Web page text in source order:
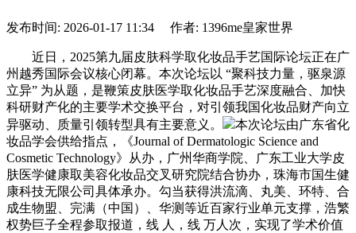
发布时间: 2026-01-17 11:34 作者: 1396me皇家世界
近日，2025第九届皮肤科学取化妆品手艺国际论坛正在广
州越秀国际会议核心闭幕。本次论坛以 “聚科技力量，驱泉源
立异” 为从题，是鞭策皮肤医学取化妆品手艺深度融合、加快
科研财产化的主要学术交换平台，对引领我国化妆品财产向立
异驱动、质量引领转型具有主要意义。
本次论坛由广东省化
妆品学会供给指点，《Journal of Dermatologic Science and
Cosmetic Technology》从办，广州华商学院、广东工业大学皮
肤医学健康取美容化妆品交叉研究院结合协办，珠海市国生健
康科技无限公司具体承办。勾当获得洪流滴、丸美、环特、合
成生物盟、完满（中国）、华测等近百家行业单元支撑，浩繁
权势巨子全程参取报道，线 人，线 万人次，实现了学术价值